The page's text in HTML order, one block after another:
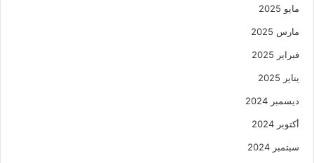
مايو 2025
مارس 2025
فبراير 2025
يناير 2025
ديسمبر 2024
أكتوبر 2024
سبتمبر 2024